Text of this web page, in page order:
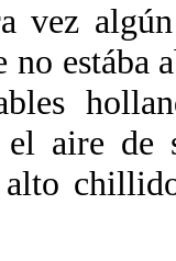
vez
no estába
el aire de
alto